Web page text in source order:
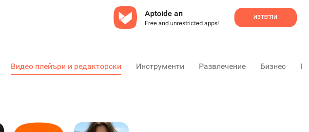
Aptoide ап
Free and unrestricted apps!
ИЗТЕГЛИ
Видео плейъри и редакторски Инструменти Развлечение Бизнес